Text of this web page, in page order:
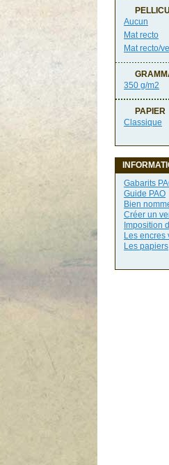
Aucun
Mat recto
Mat recto/
350 g/m2
PAPIER
Classique
Gabarits
Guide PAO
Bien
Créer un
Imposition
Les encres
Les papiers